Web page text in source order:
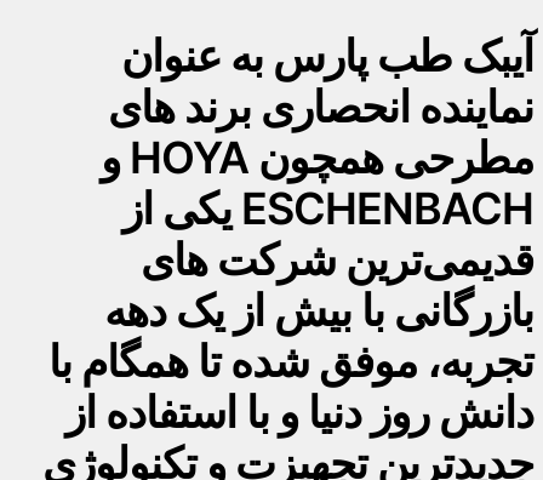
آیبک طب پارس به عنوان
نماینده انحصاری برند های
مطرحی همچون HOYA و
ESCHENBACH یکی از
قدیمی‌ترین شرکت های
بازرگانی با بیش از یک دهه
تجربه، موفق شده تا همگام با
دانش روز دنیا و با استفاده از
جدیدترین تجهیزت و تکنولوژی